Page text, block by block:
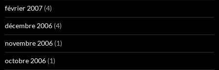
février 2007 (4)
décembre 2006 (4)
novembre 2006 (1)
octobre 2006 (1)